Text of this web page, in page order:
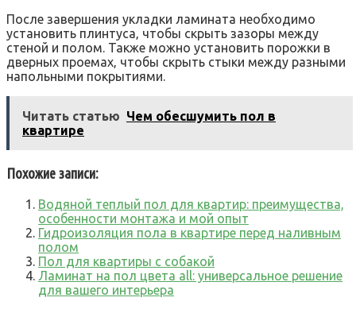
После завершения укладки ламината необходимо
установить плинтуса‚ чтобы скрыть зазоры между
стеной и полом. Также можно установить порожки в
дверных проемах‚ чтобы скрыть стыки между разными
напольными покрытиями.
Читать статью Чем обесшумить пол в
квартире
Похожие записи:
Водяной теплый пол для квартир: преимущества,
особенности монтажа и мой опыт
Гидроизоляция пола в квартире перед наливным
полом
Пол для квартиры с собакой
Ламинат на пол цвета all: универсальное решение
для вашего интерьера